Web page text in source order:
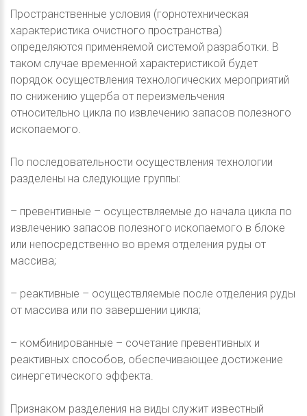
Пространственные условия (горнотехническая
характеристика очистного пространства)
определяются применяемой системой разработки. В
таком случае временной характеристикой будет
порядок осуществления технологических мероприятий
по снижению ущерба от переизмельчения
относительно цикла по извлечению запасов полезного
ископаемого.
По последовательности осуществления технологии
разделены на следующие группы:
– превентивные – осуществляемые до начала цикла по
извлечению запасов полезного ископаемого в блоке
или непосредственно во время отделения руды от
массива;
– реактивные – осуществляемые после отделения руды
от массива или по завершении цикла;
– комбинированные – сочетание превентивных и
реактивных способов, обеспечивающее достижение
синергетического эффекта.
Признаком разделения на виды служит известный